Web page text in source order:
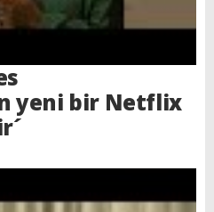
yeni bir Netflix